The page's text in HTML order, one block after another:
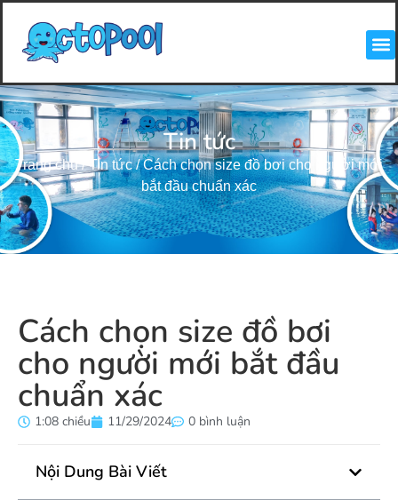
Tin tức
Trang chủ/Tin tức/Cách chọn size đồ bơi cho người mới
bắt đầu chuẩn xác
Cách chọn size đồ bơi
cho người mới bắt đầu
chuẩn xác
1:08 chiều 11/29/2024 0 bình luận
Nội Dung Bài Viết